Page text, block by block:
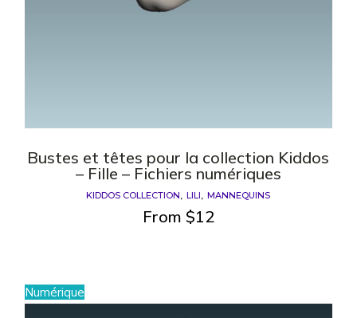
Bustes et têtes pour la collection Kiddos
– Fille – Fichiers numériques
KIDDOS COLLECTION LILI MANNEQUINS
From $12
Numérique